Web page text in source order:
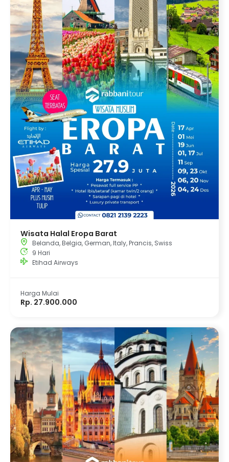
Wisata Halal Eropa Barat
Belanda,Belgia, German,Italy,Prancis, Swiss
9 Hari
Etihad Airways
Harga Mulai
Rp. 27.900.000